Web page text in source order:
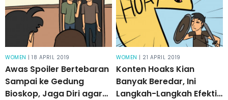
WOMEN | 18 APRIL 2019
Awas Spoiler Bertebaran
Sampai ke Gedung
Bioskop, Jaga Diri agar
WOMEN | 21 APRIL 2019
Konten Hoaks Kian
Banyak Beredar, Ini
Langkah-Langkah Efektif